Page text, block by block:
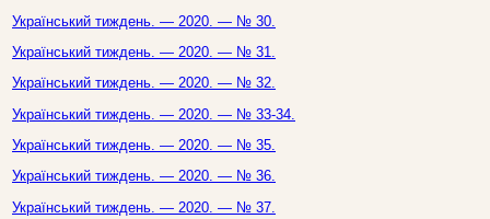
Український тиждень. — 2020. — № 30.
Український тиждень. — 2020. — № 31.
Український тиждень. — 2020. — № 32.
Український тиждень. — 2020. — № 33-34.
Український тиждень. — 2020. — № 35.
Український тиждень. — 2020. — № 36.
Український тиждень. — 2020. — № 37.